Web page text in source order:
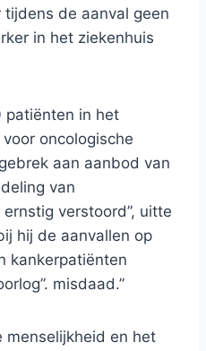
de aanval geen
in het ziekenhuis
patiënten in het
oncologische
aan aanbod van
van
verstoord”, uitte
hij de aanvallen op
kankerpatiënten
misdaad.”
menselijkheid en het